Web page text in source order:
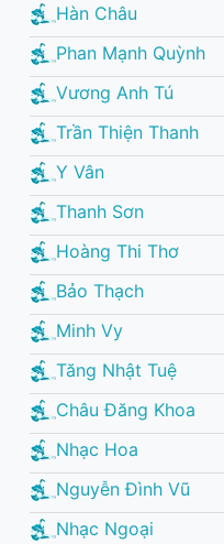
Hàn Châu
Phan Mạnh Quỳnh
Vương Anh Tú
Trần Thiện Thanh
Y Vân
Thanh Sơn
Hoàng Thi Thơ
Bảo Thạch
Minh Vy
Tăng Nhật Tuệ
Châu Đăng Khoa
Nhạc Hoa
Nguyễn Đình Vũ
Nhạc Ngoại